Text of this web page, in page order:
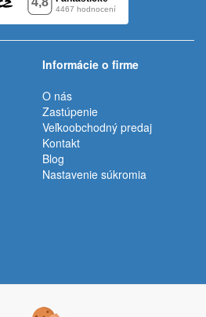
Informácie o firme
O nás
Zastúpenie
Veľkoobchodný predaj
Kontakt
Blog
Nastavenie súkromia
Město